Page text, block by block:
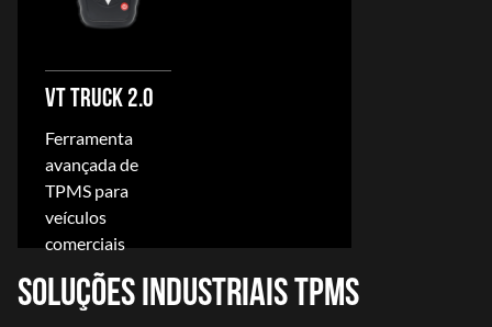
VT57 com
interface de ..
VT TRUCK 2.0
Ferramenta
avançada de
TPMS para
veículos
comerciais
SOLUÇÕES INDUSTRIAIS TPMS